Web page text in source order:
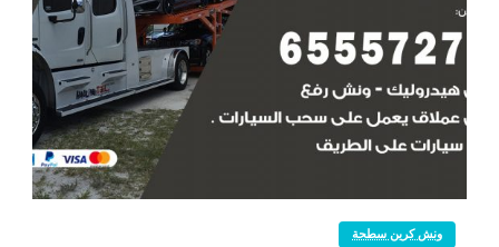
ونش كرين سطحة